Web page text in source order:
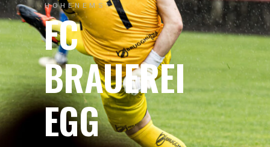
HOHENEMS!
FC
BRAUEREI
EGG